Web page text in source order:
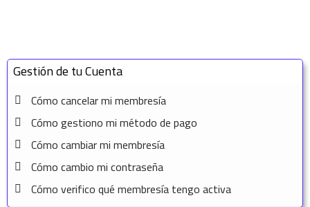
Gestión de tu Cuenta
Cómo cancelar mi membresía
Cómo gestiono mi método de pago
Cómo cambiar mi membresía
Cómo cambio mi contraseña
Cómo verifico qué membresía tengo activa